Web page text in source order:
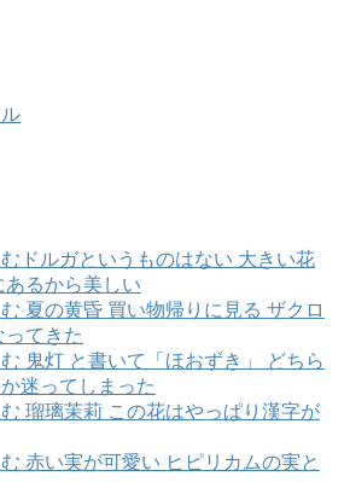
ドルガというものはない 大きい花
あるから美しい
夏の黄昏 買い物帰りに見る ザクロ
てきた
鬼灯 と書いて「ほおずき」 どちら
迷ってしまった
瑠璃茉莉 この花はやっぱり漢字が
赤い実が可愛い ヒピリカムの実と